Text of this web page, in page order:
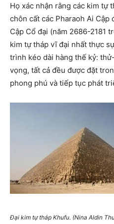
Họ xác nhận rằng các kim tự
chôn cất các Pharaoh Ai Cập
Cập Cổ đại (năm 2686-2181
kim tự tháp vĩ đại nhất thực
trình kéo dài hàng thế kỷ:
vọng, tất cả đều được đặt
phong phú và tiếp tục phát
Đại kim tự tháp Khufu. (Nina Aldin